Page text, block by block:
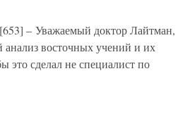
– Уважаемый доктор Лайтман,
анализ восточных учений и их
это сделал не специалист по